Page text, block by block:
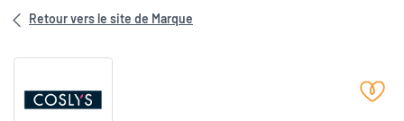
Retour vers le site de Marque